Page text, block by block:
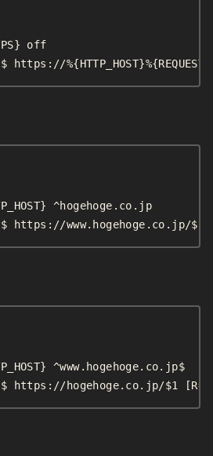
off
^hogehoge.co.jp
https://www.hogehoge.co.jp/$1
^www.hogehoge.co.jp$
https://hogehoge.co.jp/$1